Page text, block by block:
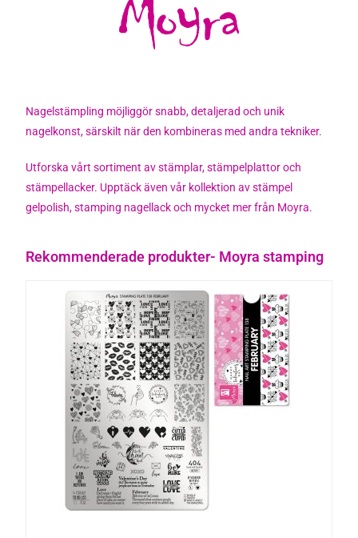
Nagelstämpling möjliggör snabb, detaljerad och unik
nagelkonst, särskilt när den kombineras med andra tekniker.
Utforska vårt sortiment av stämplar, stämpelplattor och
stämpellacker. Upptäck även vår kollektion av stämpel
gelpolish, stamping nagellack och mycket mer från Moyra.
Rekommenderade produkter- Moyra stamping